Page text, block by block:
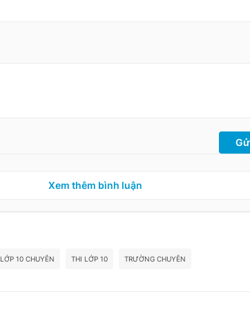
Xem thêm bình luận
LỚP 10 CHUYÊN THI LỚP 10 TRƯỜNG CHUYÊN